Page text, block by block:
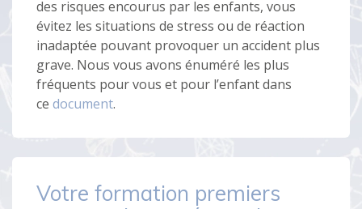
des risques encourus par les enfants, vous
évitez les situations de stress ou de réaction
inadaptée pouvant provoquer un accident plus
grave. Nous vous avons énuméré les plus
fréquents pour vous et pour l’enfant dans
ce document.
Votre formation premiers